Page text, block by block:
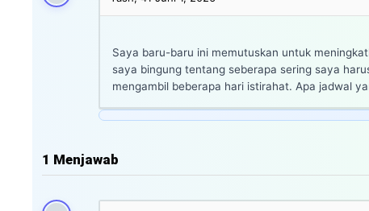
Saya baru-baru ini memutuskan untuk
saya bingung tentang seberapa sering saya
mengambil beberapa hari istirahat. Apa jadwal
1 Menjawab